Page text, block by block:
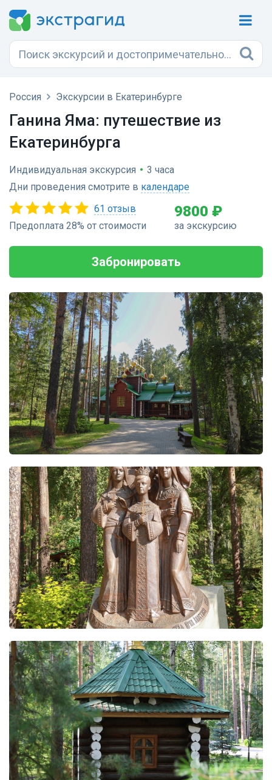
Россия Экскурсии в Екатеринбурге
Ганина Яма: путешествие из
Екатеринбурга
Индивидуальная экскурсия • 3 часа
Дни проведения смотрите в календаре
61 отзыв
Предоплата 28% от стоимости
9800 ₽
за экскурсию
Забронировать